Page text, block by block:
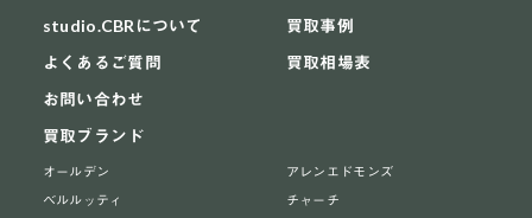
studio.CBRについて
よくあるご質問
お問い合わせ
買取事例
買取相場表
買取ブランド
オールデン
アレンエドモンズ
ベルルッティ
チャーチ